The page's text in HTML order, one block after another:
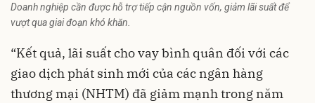
Doanh nghiệp cần được hỗ trợ tiếp cận nguồn vốn, giảm lãi suất để
vượt qua giai đoạn khó khăn.
“Kết quả, lãi suất cho vay bình quân đối với các
giao dịch phát sinh mới của các ngân hàng
thương mại (NHTM) đã giảm mạnh trong năm